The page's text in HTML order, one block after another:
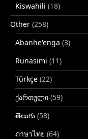
Kiswahili (18)
Other (258)
Abanhe'enga (3)
Runasimi (11)
Türkçe (22)
ქართული (59)
తెలుగు (58)
ภาษาไทย (64)